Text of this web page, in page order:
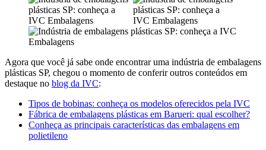
Agora que você já sabe onde encontrar uma indústria de embalagens
plásticas SP, chegou o momento de conferir outros conteúdos em
destaque no blog da IVC:
Tipos de bobinas: conheça os modelos oferecidos pela IVC
Fábrica de embalagens plásticas em Barueri: qual escolher?
Conheça as principais características das embalagens em
polietileno